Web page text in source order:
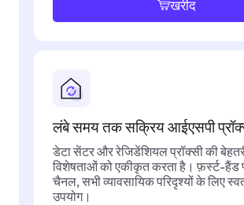
खरीद
लंबे समय तक सक्रिय आईएसपी
डेटा सेंटर और रेजिडेंशियल प्रॉक्सी की
विशेषताओं को एकीकृत करता है। फ़र्स्ट-हैंड
चैनल, सभी व्यावसायिक परिदृश्यों के लिए
उपयोग।